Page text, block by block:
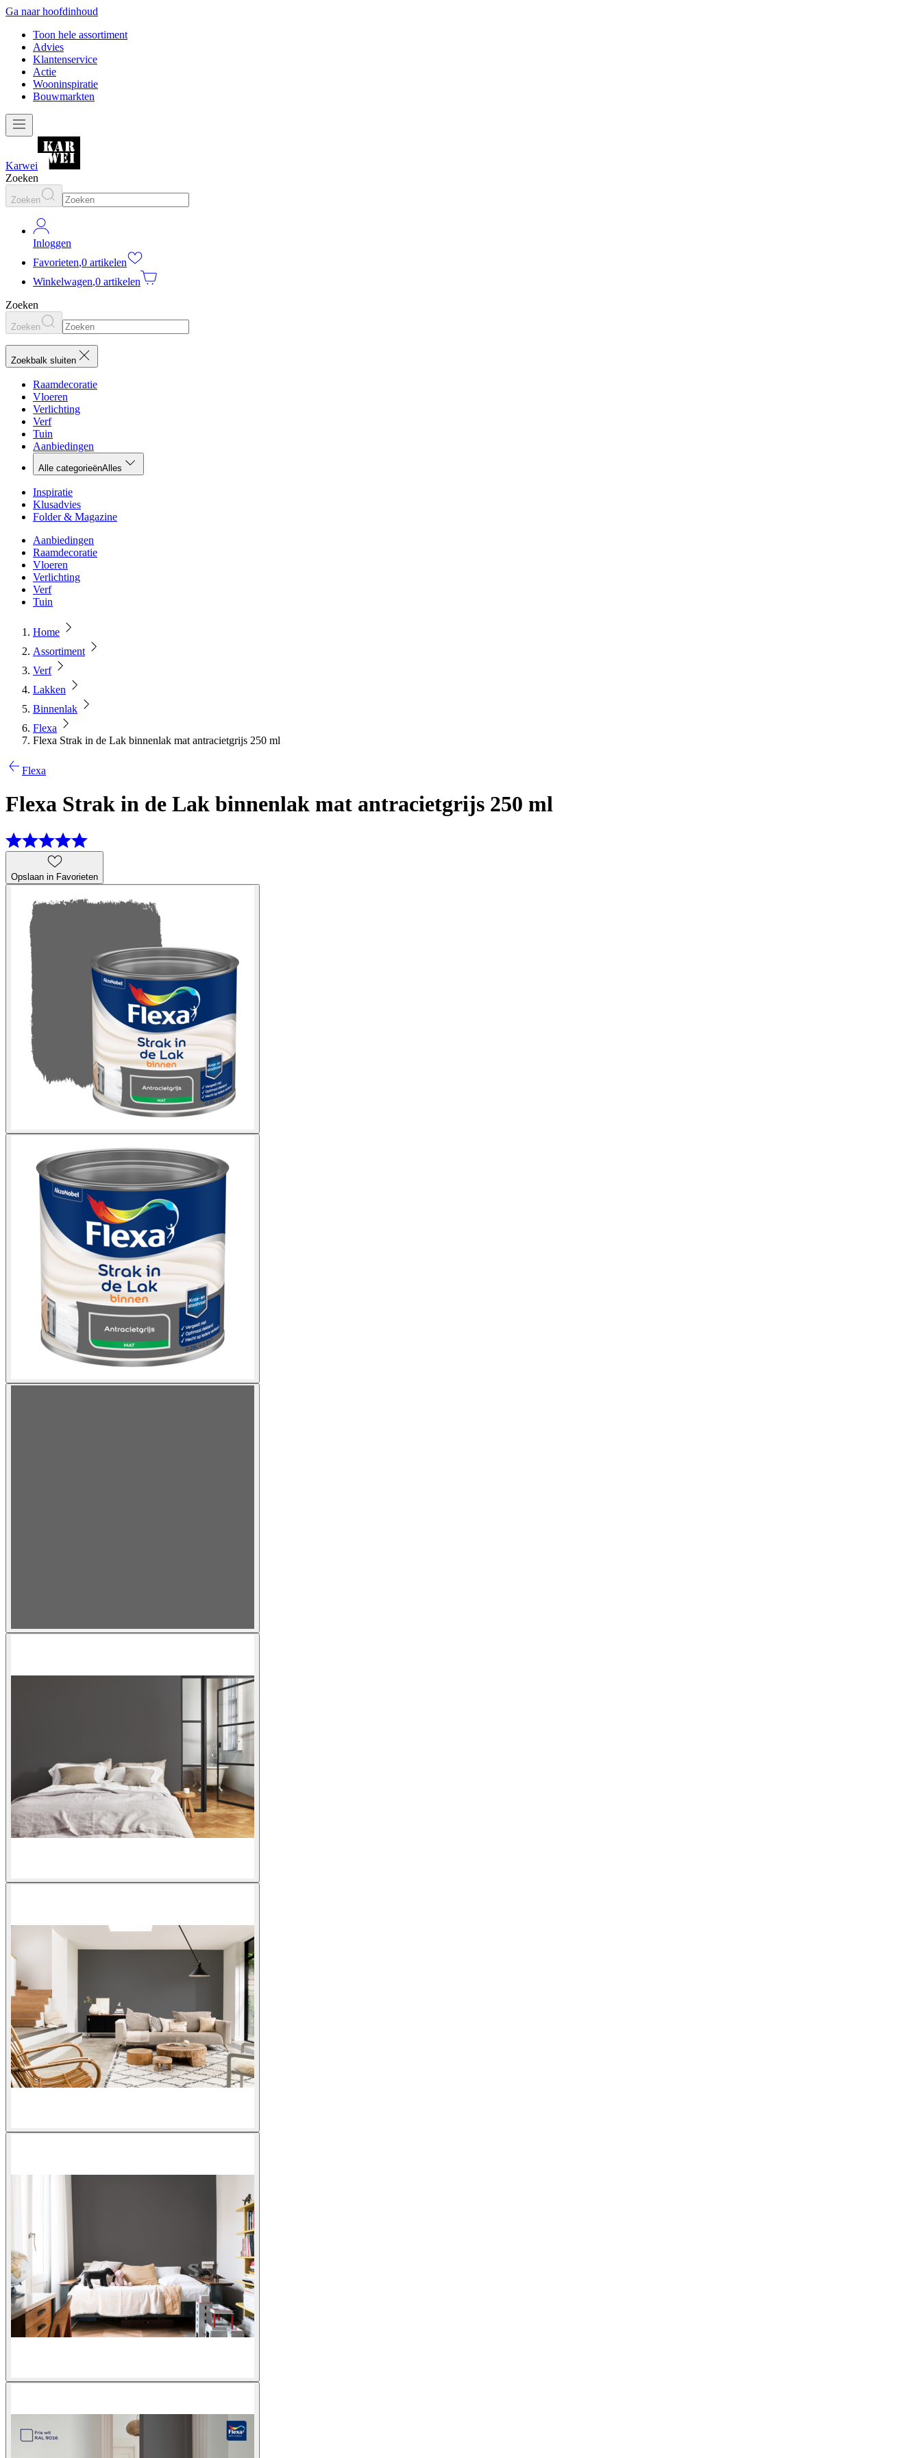
Ga naar hoofdinhoud
Toon hele assortiment
Advies
Klantenservice
Actie
Wooninspiratie
Bouwmarkten
Karwei
Zoeken
Zoeken
Inloggen
Favorieten,0 artikelen
Winkelwagen,0 artikelen
Zoeken
Zoeken
Zoekbalk sluiten
Raamdecoratie
Vloeren
Verlichting
Verf
Tuin
Aanbiedingen
Alle categorieënAlles
Inspiratie
Klusadvies
Folder & Magazine
Aanbiedingen
Raamdecoratie
Vloeren
Verlichting
Verf
Tuin
Home
Assortiment
Verf
Lakken
Binnenlak
Flexa
Flexa Strak in de Lak binnenlak mat antracietgrijs 250 ml
Flexa
Flexa Strak in de Lak binnenlak mat antracietgrijs 250 ml
Opslaan in Favorieten